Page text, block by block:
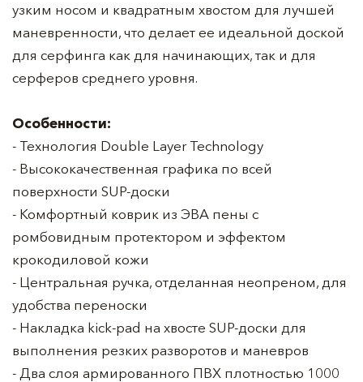
узким носом и квадратным хвостом для лучшей
маневренности, что делает ее идеальной доской
для серфинга как для начинающих, так и для
серферов среднего уровня.
Особенности:
- Технология Double Layer Technology
- Высококачественная графика по всей
поверхности SUP-доски
- Комфортный коврик из ЭВА пены с
ромбовидным протектором и эффектом
крокодиловой кожи
- Центральная ручка, отделанная неопреном, для
удобства переноски
- Накладка kick-pad на хвосте SUP-доски для
выполнения резких разворотов и маневров
- Два слоя армированного ПВХ плотностью 1000